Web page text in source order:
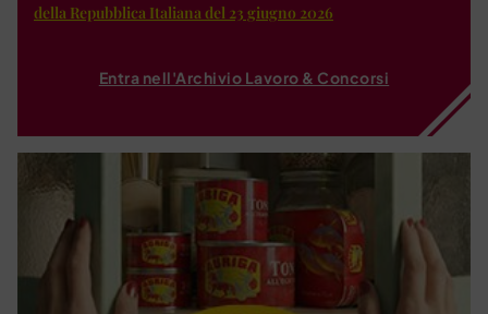
della Repubblica Italiana del 23 giugno 2026
Entra nell'Archivio Lavoro & Concorsi